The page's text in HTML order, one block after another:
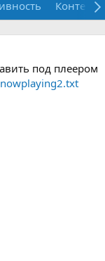
Контент
под плеером